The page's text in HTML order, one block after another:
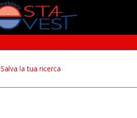
Salva la tua ricerca